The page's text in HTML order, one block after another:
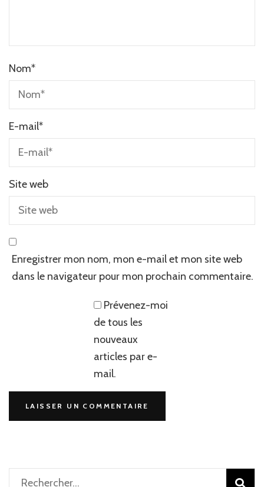
Nom*
E-mail*
Site web
Enregistrer mon nom, mon e-mail et mon site web
dans le navigateur pour mon prochain commentaire.
Prévenez-moi
de tous les
nouveaux
articles par e-
mail.
Rechercher :